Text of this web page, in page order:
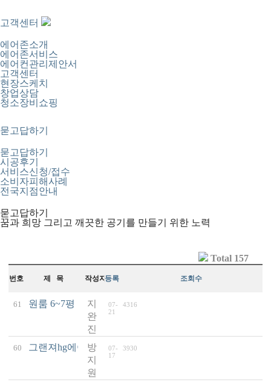
고객센터
에어존소개
에어존서비스
에어컨관리제안서
고객센터
현장스케치
창업상담
청소장비쇼핑
묻고답하기
묻고답하기
시공후기
서비스신청/접수
소비자피해사례
전국지점안내
묻고답하기
꿈과 희망 그리고 깨끗한 공기를 만들기 위한 노력
Total 157
번호 제 목 작성자등록일 조회수
61 원룸 6~7평 벽걸이 에어컨 청소 및 실외기 청소 견적문의
지
완
진
07-
21
4316
60 그랜져hg에어컨청소 견적문의요
방
지
원
07-
17
3930